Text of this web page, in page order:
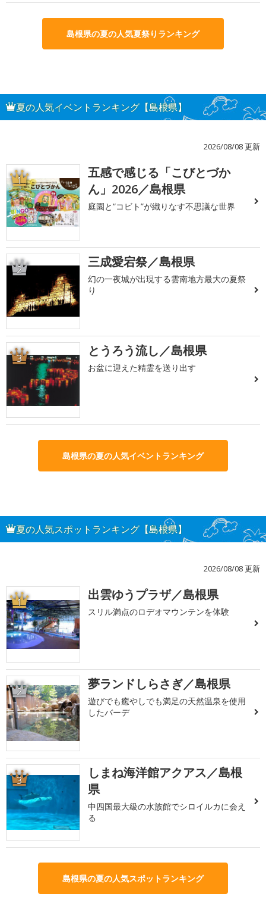
島根県の夏の人気夏祭りランキング
夏の人気イベントランキング【島根県】
2026/08/08 更新
1
五感で感じる「こびとづか
ん」2026／島根県
庭園と“コビト”が織りなす不思議な世界
2 三成愛宕祭／島根県
幻の一夜城が出現する雲南地方最大の夏祭
り
3 とうろう流し／島根県
お盆に迎えた精霊を送り出す
島根県の夏の人気イベントランキング
夏の人気スポットランキング【島根県】
2026/08/08 更新
1 出雲ゆうプラザ／島根県
スリル満点のロデオマウンテンを体験
2 夢ランドしらさぎ／島根県
遊びでも癒やしでも満足の天然温泉を使用
したバーデ
3
しまね海洋館アクアス／島根
県
中四国最大級の水族館でシロイルカに会え
る
島根県の夏の人気スポットランキング